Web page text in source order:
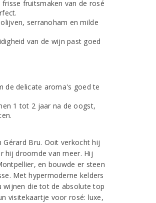
fruitsmaken van de rosé
serranoham en milde
van de wijn past goed
de delicate aroma's goed te
1 tot 2 jaar na de oogst,
Gérard Bru. Ooit verkocht hij
hij droomde van meer. Hij
en bouwde er steen
Met hypermoderne kelders
wijnen die tot de absolute top
visitekaartje voor rosé: luxe,